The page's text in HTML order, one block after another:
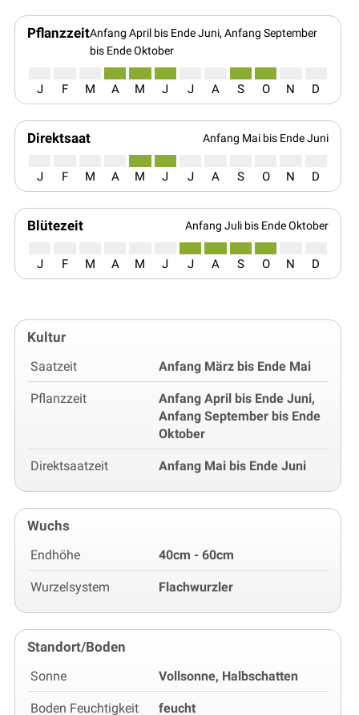
PflanzzeitAnfang April bis Ende Juni, Anfang September
bis Ende Oktober
J F M A M J J A S O N D
Direktsaat Anfang Mai bis Ende Juni
J F M A M J J A S O N D
Blütezeit Anfang Juli bis Ende Oktober
J F M A M J J A S O N D
Kultur
Saatzeit Anfang März bis Ende Mai
Pflanzzeit
Anfang April bis Ende Juni,
Anfang September bis Ende
Oktober
Direktsaatzeit Anfang Mai bis Ende Juni
Wuchs
Endhöhe 40cm - 60cm
Wurzelsystem Flachwurzler
Standort/Boden
Sonne Vollsonne, Halbschatten
Boden Feuchtigkeit feucht